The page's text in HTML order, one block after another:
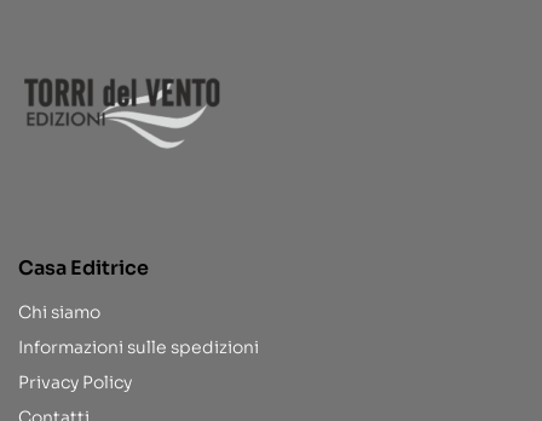
Casa Editrice
Chi siamo
Informazioni sulle spedizioni
Privacy Policy